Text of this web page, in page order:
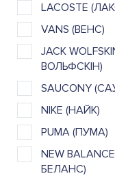
LACOSTE
VANS (ВЕНС)
JACK
ВОЛЬФСКІН)
SAUCONY
NIKE (НАЙК)
PUMA (ПУМА)
NEW
БЕЛАНС)